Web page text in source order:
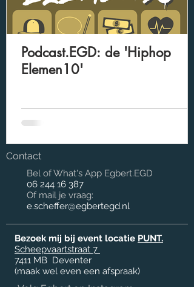
Podcast.EGD: de 'Hiphop
Elemen10'
Contact
Bel of What's App Egbert.EGD
06 244 16 387
Of mail je vraag:
e.scheffer@egbertegd.nl
Bezoek mij bij event locatie PUNT.
Scheepvaartstraat 7
7411 MB Deventer
(maak wel even een afspraak)